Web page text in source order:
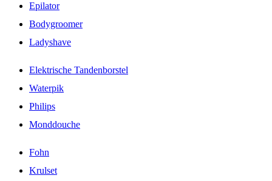
Epilator
Bodygroomer
Ladyshave
Elektrische Tandenborstel
Waterpik
Philips
Monddouche
Fohn
Krulset